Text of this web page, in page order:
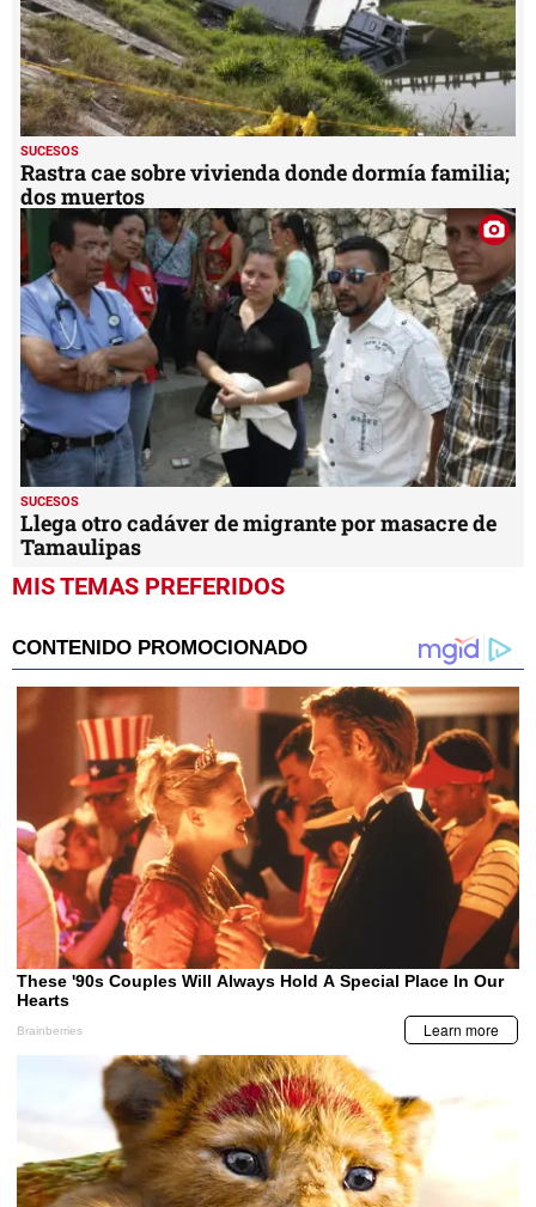
SUCESOS
Rastra cae sobre vivienda donde dormía familia;
dos muertos
SUCESOS
Llega otro cadáver de migrante por masacre de
Tamaulipas
MIS TEMAS PREFERIDOS